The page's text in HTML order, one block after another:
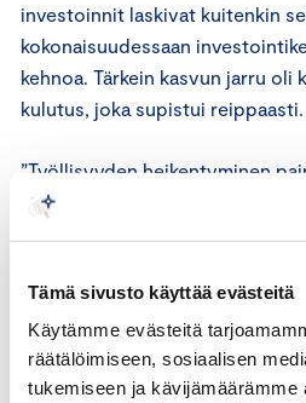
Tämä sivusto käyttää evästeitä
Käytämme evästeitä
räätälöimiseen, sosiaalisen
tukemiseen ja
investoinnit laskivat kuitenkin
kokonaisuudessaan
kehnoa. Tärkein kasvun jarru oli
kulutus, joka supistui reippaasti.
”Työllisyyden heikentyminen
yksityistä kulutusta ja hidastaa
siinä vaiheessa, kun työllisyys
Myöskään vientikysynnän
selkeästä käänteestä, koska
tilanne jatkuu hauraana”,